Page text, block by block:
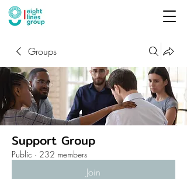
Groups
Support Group
Public · 232 members
Join